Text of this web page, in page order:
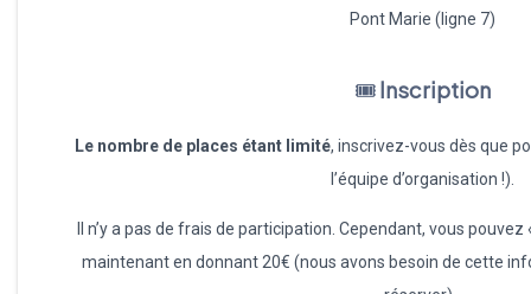
Pont Marie (ligne 7)
🎟Inscription
Le nombre de places étant limité, inscrivez-vous dès que
l’équipe d’organisation !).
Il n’y a pas de frais de participation. Cependant, vous pouvez
maintenant en donnant 20€ (nous avons besoin de cette